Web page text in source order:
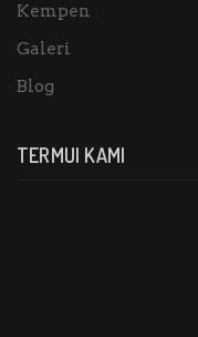
Kempen
Galeri
Blog
TERMUI KAMI